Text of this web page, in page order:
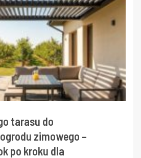
tarasu do
zimowego –
po kroku dla